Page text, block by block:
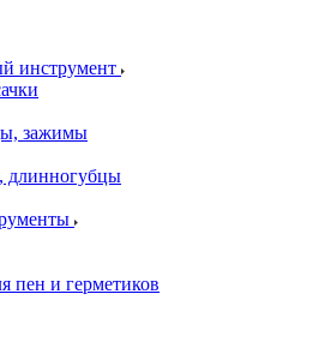
инструмент
зажимы
длинногубцы
пен и герметиков